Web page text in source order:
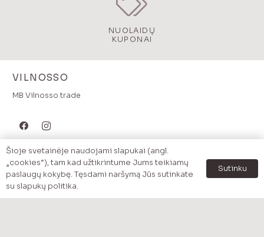
NUOLAIDŲ
KUPONAI
VILNOSSO
MB Vilnosso trade
MENU
Pradzia
Šioje svetainėje naudojami slapukai (angl.
„cookies“), tam kad užtikrintume Jums teikiamų
paslaugų kokybę. Tęsdami naršymą Jūs sutinkate
su slapukų politika.
Sutinku